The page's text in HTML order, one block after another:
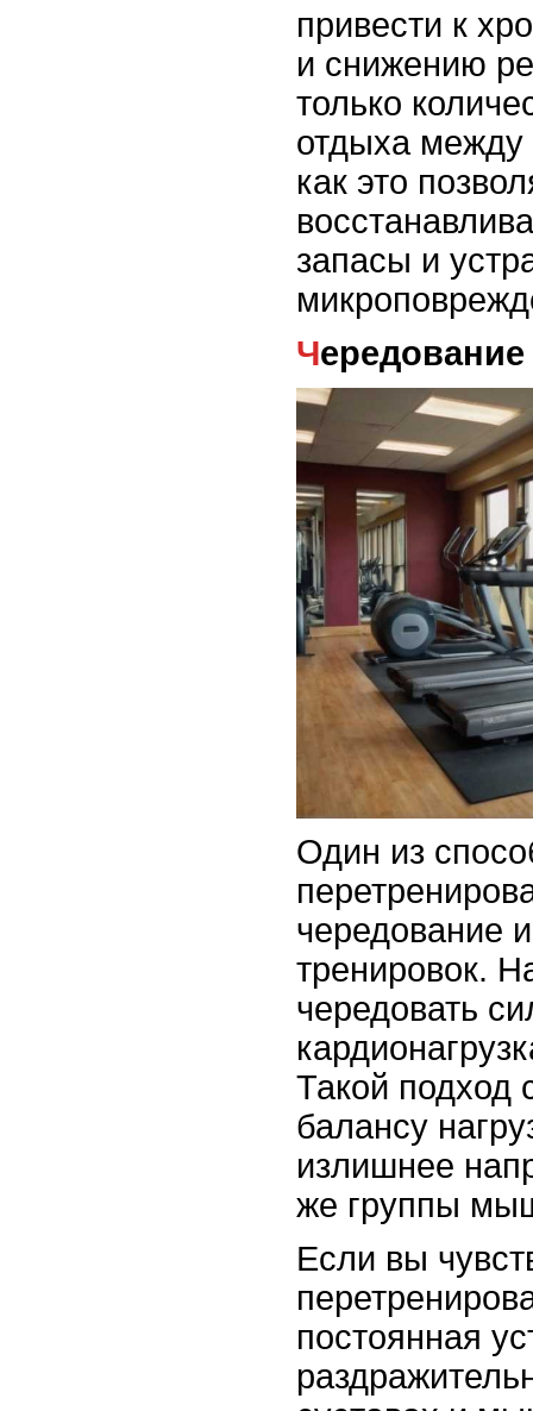
привести к
и снижению
только
отдыха между
как это
запасы и
Один из
чередование
тренировок.
чередовать
Такой подход
балансу
излишнее
же группы
Если вы
постоянная